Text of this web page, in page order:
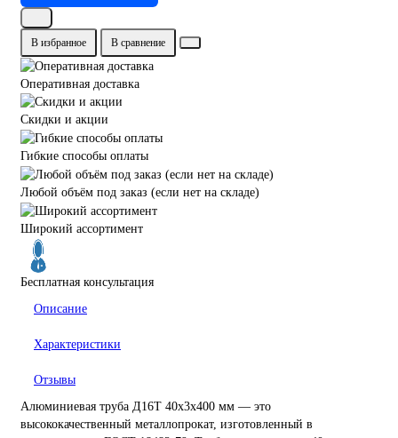
В избранное В сравнение
Оперативная доставка
Скидки и акции
Гибкие способы оплаты
Любой объём под заказ (если нет на складе)
Широкий ассортимент
Бесплатная консультация
Описание
Характеристики
Отзывы
Алюминиевая труба Д16Т 40х3х400 мм — это
высококачественный металлопрокат, изготовленный в